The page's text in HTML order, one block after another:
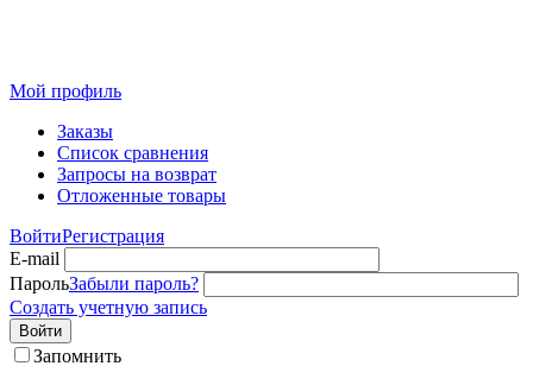
Мой профиль
Заказы
Список сравнения
Запросы на возврат
Отложенные товары
ВойтиРегистрация
E-mail
ПарольЗабыли пароль?
Создать учетную запись
Войти
Запомнить